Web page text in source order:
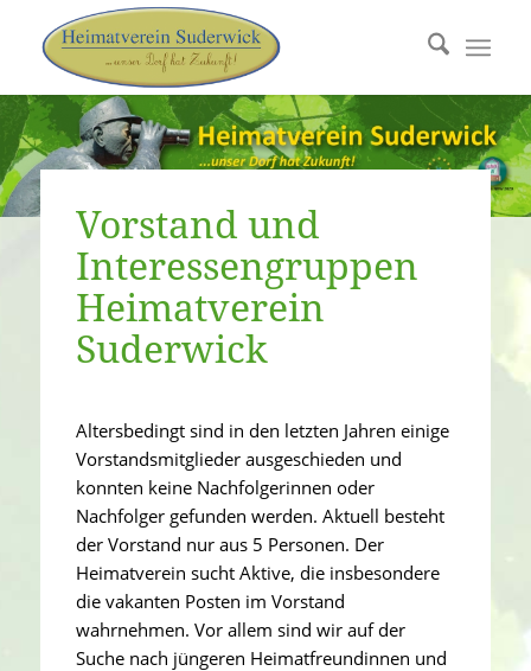
Vorstand und
Interessengruppen
Heimatverein
Suderwick
Altersbedingt sind in den letzten Jahren einige
Vorstandsmitglieder ausgeschieden und
konnten keine Nachfolgerinnen oder
Nachfolger gefunden werden. Aktuell besteht
der Vorstand nur aus 5 Personen. Der
Heimatverein sucht Aktive, die insbesondere
die vakanten Posten im Vorstand
wahrnehmen. Vor allem sind wir auf der
Suche nach jüngeren Heimatfreundinnen und